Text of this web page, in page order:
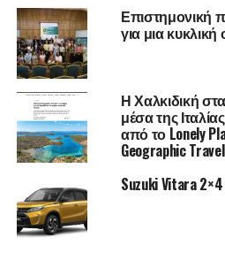
πρακτικής άσκησης (δια
αποστάσεως).
Για να υποβάλλετε αίτηση πατήστε
Τα προγράμματα πρακτικής
αγγλική γλώσσα.
*Συνεργαζόμενες εταιρίες είναι
Maspex, Puratos, Peak Bridge,
** Συνεργαζόμενα Ερευνητικά
Επιστημονική
για μια
Η Χαλκιδική
μέσα της
από το Lonely
Geographic
Suzuki Vitara 2×4